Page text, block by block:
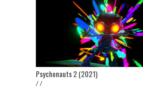
Psychonauts 2 (2021)
/ /